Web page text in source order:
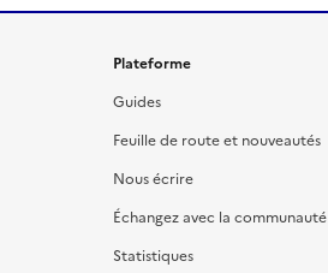
Plateforme
Guides
Feuille de route et nouveautés
Nous écrire
Échangez avec la communauté
Statistiques